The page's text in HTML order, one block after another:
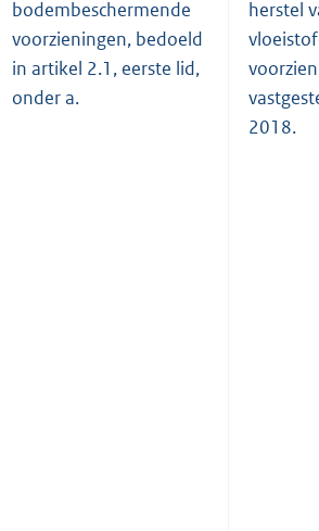
bodembeschermende
voorzieningen, bedoeld
in artikel 2.1, eerste lid,
onder a.
herstel
2018.